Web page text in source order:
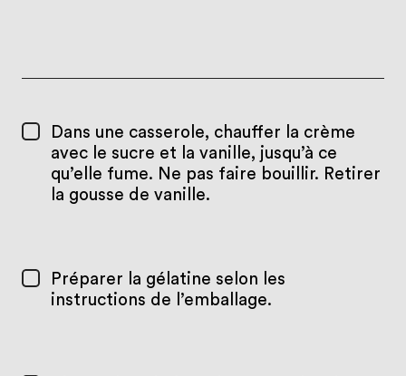
Dans une casserole, chauffer la crème
avec le sucre et la vanille, jusqu’à ce
qu’elle fume. Ne pas faire bouillir. Retirer
la gousse de vanille.
Préparer la gélatine selon les
instructions de l’emballage.